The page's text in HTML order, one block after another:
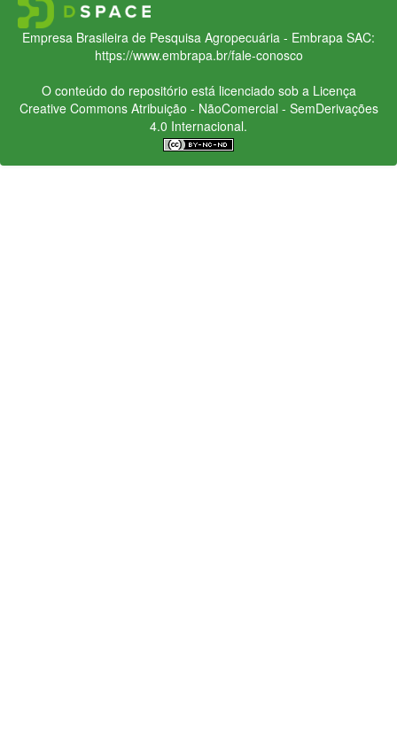
Empresa Brasileira de Pesquisa Agropecuária - Embrapa SAC:
https://www.embrapa.br/fale-conosco
O conteúdo do repositório está licenciado sob a Licença
Creative CommonsAtribuição - NãoComercial - SemDerivações
4.0 Internacional.